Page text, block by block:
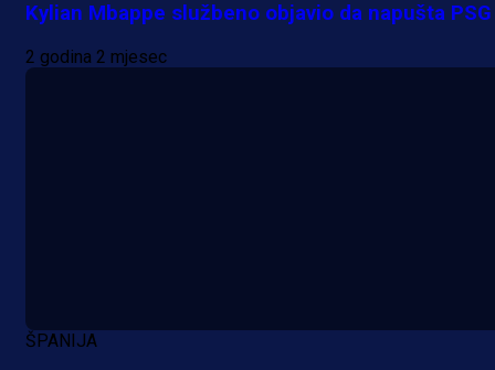
Kylian Mbappe službeno objavio da napušta PSG
2 godina 2 mjesec
ŠPANIJA